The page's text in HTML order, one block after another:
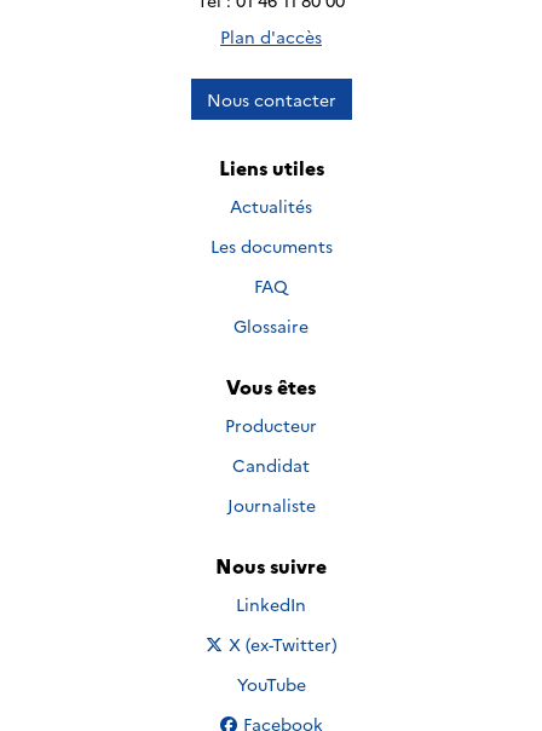
Plan d'accès
Nous contacter
Liens utiles
Actualités
Les documents
FAQ
Glossaire
Vous êtes
Producteur
Candidat
Journaliste
Nous suivre
Nous suivre sur
LinkedIn
Nous suivre sur
X (ex-Twitter)
Nous suivre sur
YouTube
Nous suivre sur
Facebook